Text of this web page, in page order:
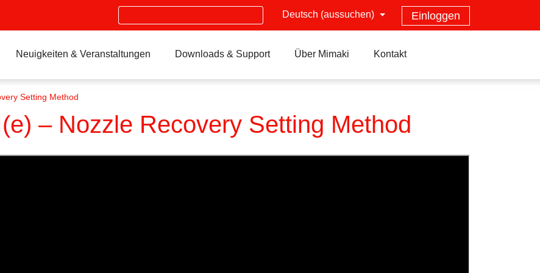
Einloggen
Deutsch (aussuchen)
Search
Neuigkeiten & Veranstaltungen Downloads & Support Über Mimaki Kontakt
Setting Method
– Nozzle Recovery Setting Method